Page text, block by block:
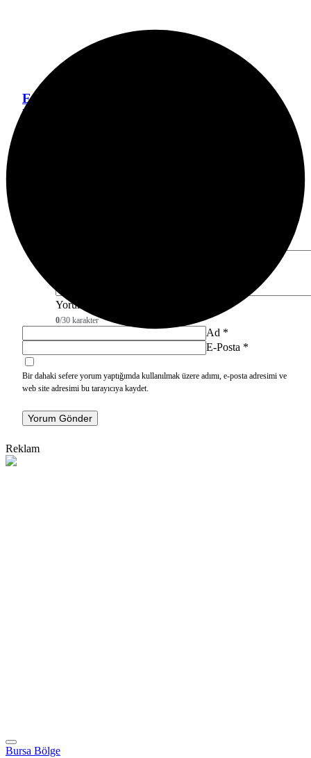
Engelli çocuk itfaiye ekiplerince yangından
kurtarıldı
Yorumunuz
0/30 karakter
Ad *
E-Posta *
Bir dahaki sefere yorum yaptığımda kullanılmak üzere adımı, e-posta adresimi ve
web site adresimi bu tarayıcıya kaydet.
Yorum Gönder
Reklam
Bursa Bölge